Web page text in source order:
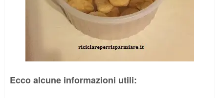
Ecco alcune informazioni utili: